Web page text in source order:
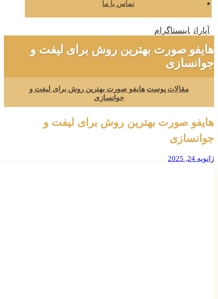
تماس با ما
آپارات اینستاگرام
هایفو صورت بهترین روش برای لیفت و
جوانسازی
مقالات پوست هایفو صورت بهترین روش برای لیفت و
جوانسازی
هایفو صورت بهترین روش برای لیفت و
جوانسازی
ژانویه 24, 2025